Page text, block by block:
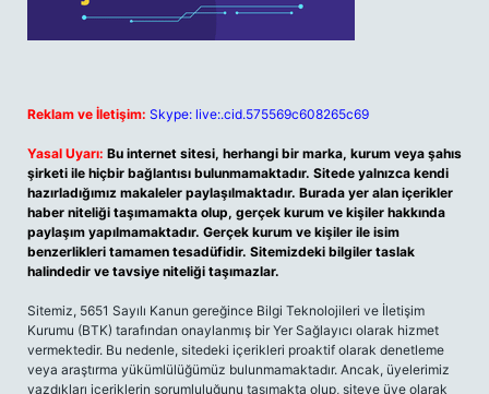
Reklam ve İletişim: Skype: live:.cid.575569c608265c69
Yasal Uyarı: Bu internet sitesi, herhangi bir marka, kurum veya şahıs
şirketi ile hiçbir bağlantısı bulunmamaktadır. Sitede yalnızca kendi
hazırladığımız makaleler paylaşılmaktadır. Burada yer alan içerikler
haber niteliği taşımamakta olup, gerçek kurum ve kişiler hakkında
paylaşım yapılmamaktadır. Gerçek kurum ve kişiler ile isim
benzerlikleri tamamen tesadüfidir. Sitemizdeki bilgiler taslak
halindedir ve tavsiye niteliği taşımazlar.
Sitemiz, 5651 Sayılı Kanun gereğince Bilgi Teknolojileri ve İletişim
Kurumu (BTK) tarafından onaylanmış bir Yer Sağlayıcı olarak hizmet
vermektedir. Bu nedenle, sitedeki içerikleri proaktif olarak denetleme
veya araştırma yükümlülüğümüz bulunmamaktadır. Ancak, üyelerimiz
yazdıkları içeriklerin sorumluluğunu taşımakta olup, siteye üye olarak